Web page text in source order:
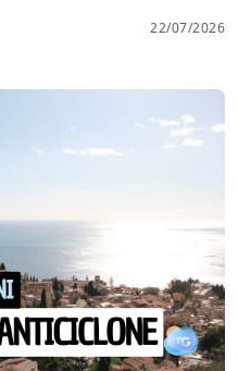
22/07/2026